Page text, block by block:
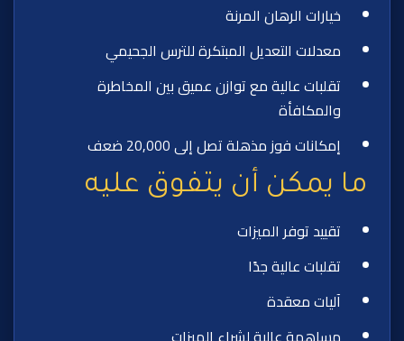
خيارات الرهان المرنة
معدلات التعديل المبتكرة للترس الجحيمي
تقلبات عالية مع توازن عميق بين المخاطرة
والمكافأة
إمكانات فوز مذهلة تصل إلى 20,000 ضعف
ما يمكن أن يتفوق عليه
تقييد توفر الميزات
تقلبات عالية جدًا
آليات معقدة